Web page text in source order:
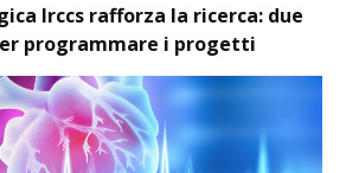
Irccs rafforza la ricerca: due
programmare i progetti